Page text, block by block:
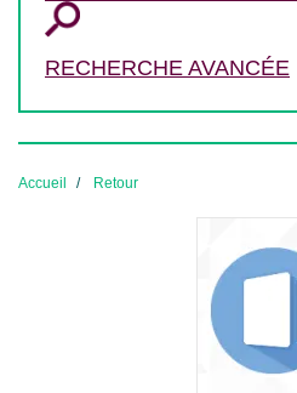
RECHERCHE AVANCÉE
Accueil Retour